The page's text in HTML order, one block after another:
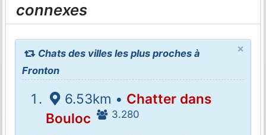
connexes
×
Chats des villes les plus proches à
Fronton
6.53km • Chatter dans
Bouloc
3.280